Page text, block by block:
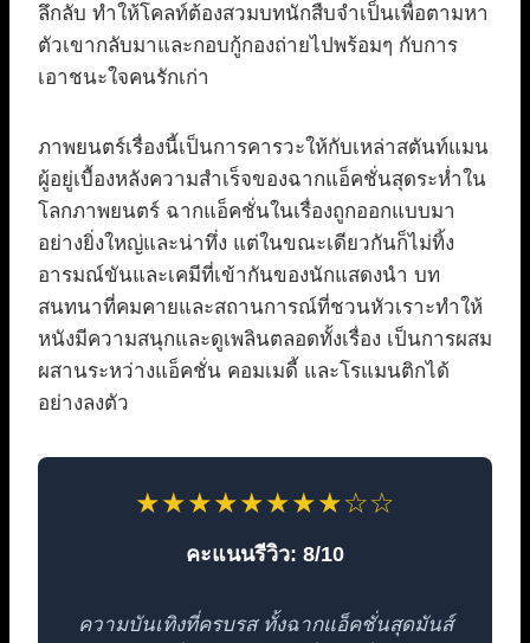
ลึกลับ ทำให้โคลท์ต้องสวมบทนักสืบจำเป็นเพื่อตามหา
ตัวเขากลับมาและกอบกู้กองถ่ายไปพร้อมๆ กับการ
เอาชนะใจคนรักเก่า
ภาพยนตร์เรื่องนี้เป็นการคารวะให้กับเหล่าสตันท์แมน
ผู้อยู่เบื้องหลังความสำเร็จของฉากแอ็คชั่นสุดระห่ำใน
โลกภาพยนตร์ ฉากแอ็คชั่นในเรื่องถูกออกแบบมา
อย่างยิ่งใหญ่และน่าทึ่ง แต่ในขณะเดียวกันก็ไม่ทิ้ง
อารมณ์ขันและเคมีที่เข้ากันของนักแสดงนำ บท
สนทนาที่คมคายและสถานการณ์ที่ชวนหัวเราะทำให้
หนังมีความสนุกและดูเพลินตลอดทั้งเรื่อง เป็นการผสม
ผสานระหว่างแอ็คชั่น คอมเมดี้ และโรแมนติกได้
อย่างลงตัว
★★★★★★★★☆☆
คะแนนรีวิว: 8/10
ความบันเทิงที่ครบรส ทั้งฉากแอ็คชั่นสุดมันส์